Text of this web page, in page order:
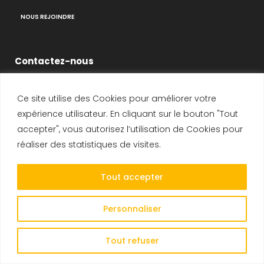
Ce site utilise des Cookies pour améliorer votre
expérience utilisateur. En cliquant sur le bouton "Tout
accepter", vous autorisez l’utilisation de Cookies pour
réaliser des statistiques de visites.
Personnaliser
Tout refuser
Tout accepter
NOUS REJOINDRE
Contactez-nous
14-16 Voie de Montavas
91320 Wissous
SIRET : 408 231 447 00025
E-mail :CONTACT